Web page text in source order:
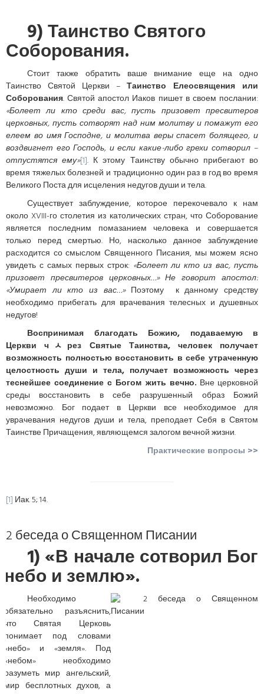
9) Таинство Святого
Соборования.
Стоит также обратить ваше внимание еще на одно
Таинство Святой Церкви –Таинство Елеосвящения или
Соборования. Святой апостол Иаков пишет в своем послании:
«Болеет ли кто среди вас, пусть призовет пресвитеров
церковных, пусть сотворят над ним молитву и помажут его
елеем во имя Господне, и молитва веры спасет болящего, и
воздвигнет его Господь, и если какие-либо грехи сотворил –
отпустятся ему»[1]. К этому Таинству обычно прибегают во
время тяжелых болезней и традиционно один раз в год во время
Великого Поста для исцеления недугов души и тела.
Существует заблуждение, которое перекочевало к нам
около XVIII-го столетия из католических стран, что Соборование
является последним помазанием человека и совершается
только перед смертью. Но, насколько данное заблуждение
расходится со смыслом Священного Писания, мы можем ясно
увидеть с самых первых строк: «Болеет ли кто из вас, пусть
призовет пресвитеров церковных…» Не говорит апостол:
«Умирает ли кто из вас…»Поэтому к данному средству
необходимо прибегать для врачевания телесных и душевных
недугов!
Воспринимая благодать Божию, подаваемую в
Церкви чﾵрез Святые Таинства, человек получает
возможность полностью восстановить в себе утраченную
целостность души и тела, получает возможность через
теснейшее соединение с Богом жить вечно. Вне церковной
среды восстановить в себе разрушенный образ Божий
невозможно. Бог подает в Церкви все необходимое для
уврачевания недугов души и тела, преподает Себя в Святом
Таинстве Причащения, являющемся залогом вечной жизни.
Практические вопросы >>
[1] Иак. 5; 14.
2 беседа о Священном Писании
1) «В начале сотворил Бог
небо и землю».
Необходимо
обязательно разъяснить,
что Святая Церковь
понимает под словами
«небо» и «земля». Под
«небом» необходимо
разуметь мир ангельский,
мир бесплотных духов, а